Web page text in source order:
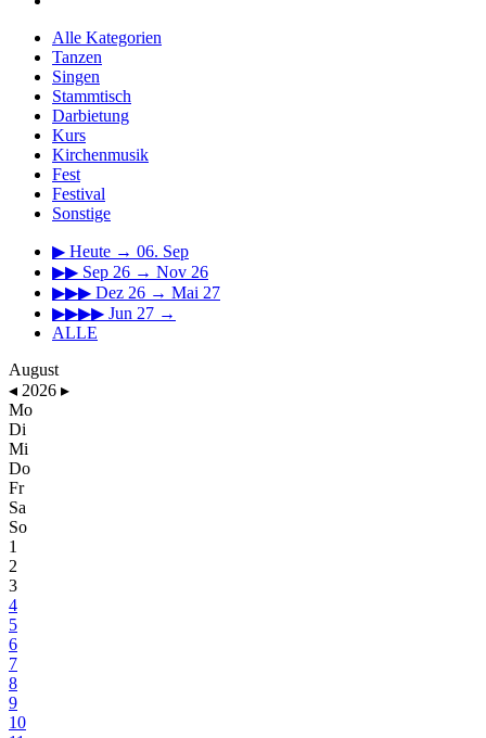
Alle Kategorien
Tanzen
Singen
Stammtisch
Darbietung
Kurs
Kirchenmusik
Fest
Festival
Sonstige
▶ Heute → 06. Sep
▶▶ Sep 26 → Nov 26
▶▶▶ Dez 26 → Mai 27
▶▶▶▶ Jun 27 →
ALLE
August
◂ 2026 ▸
Mo
Di
Mi
Do
Fr
Sa
So
1
2
3
4
5
6
7
8
9
10